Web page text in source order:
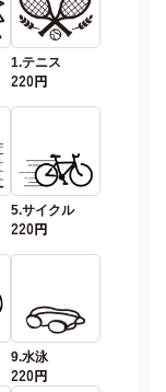
1.テニス
220円
5.サイクル
220円
9.水泳
220円